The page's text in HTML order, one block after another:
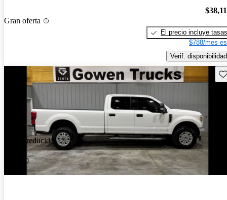
Gran oferta
El precio incluye tasas
$788/mes
Verif. disponibilidad
Precio reducido
-$1,000